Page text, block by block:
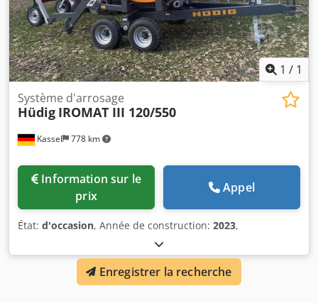
1 / 1
Kassel 778 km
Système d'arrosage
Hüdig IROMAT III 120/550
prix
Appel
État: d'occasion, Année de construction: 2023,
Enregistrer la recherche